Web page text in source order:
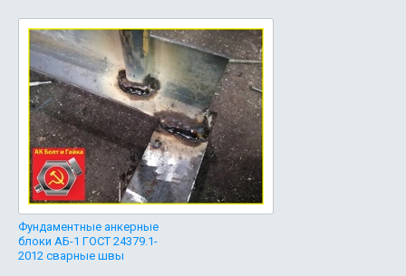
Фундаментные анкерные
блоки АБ-1 ГОСТ 24379.1-
2012 сварные швы